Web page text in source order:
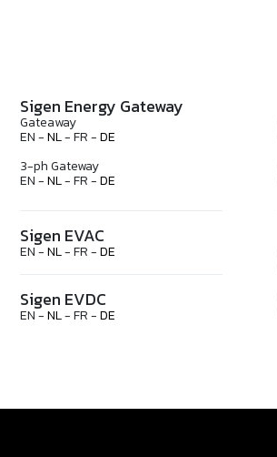
Sigen Energy Gateway
Gateaway
EN -NL- FR -DE
3-ph Gateway
EN -NL- FR -DE
Sigen EVAC
EN -NL- FR -DE
Sigen EVDC
EN -NL- FR -DE